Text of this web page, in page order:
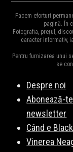
fază pentru a fi la
newsletter!
reduceri din an la
vedetă. Fiți pe
DyFashion de
Facem eforturi
pagină. În
Fotografia, prețul,
caracter informativ,
Pentru furnizarea unui
se
Despre noi
Abonează-
newsletter
Când e
Vinerea